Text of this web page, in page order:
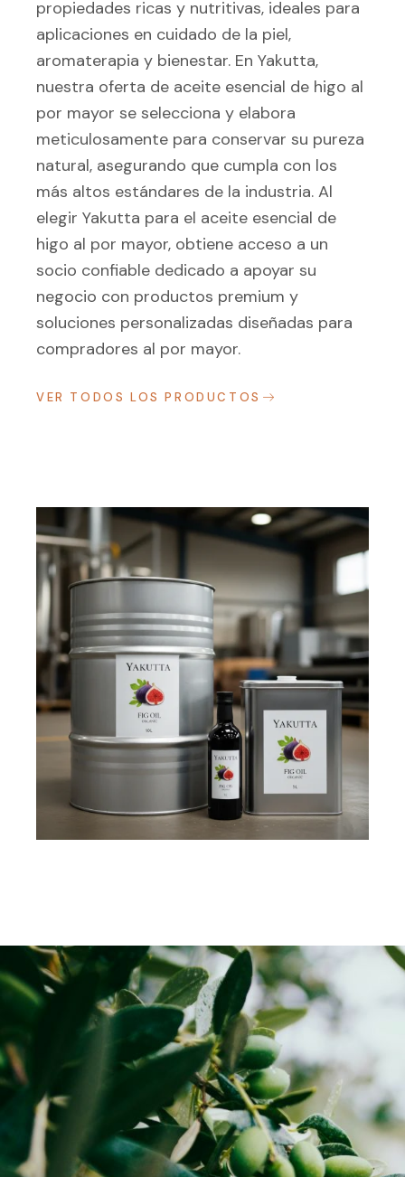
propiedades ricas y nutritivas, ideales para
aplicaciones en cuidado de la piel,
aromaterapia y bienestar. En Yakutta,
nuestra oferta de aceite esencial de higo al
por mayor se selecciona y elabora
meticulosamente para conservar su pureza
natural, asegurando que cumpla con los
más altos estándares de la industria. Al
elegir Yakutta para el aceite esencial de
higo al por mayor, obtiene acceso a un
socio confiable dedicado a apoyar su
negocio con productos premium y
soluciones personalizadas diseñadas para
compradores al por mayor.
VER TODOS LOS PRODUCTOS